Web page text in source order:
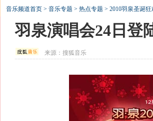
音乐频道首页 > 音乐专题 > 热点专题 > 2010羽泉圣诞
羽泉演唱会24日登
来源：搜狐音乐